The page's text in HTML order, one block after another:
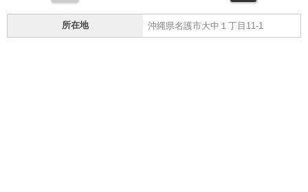
所在地 沖縄県名護市大中１丁目11-1